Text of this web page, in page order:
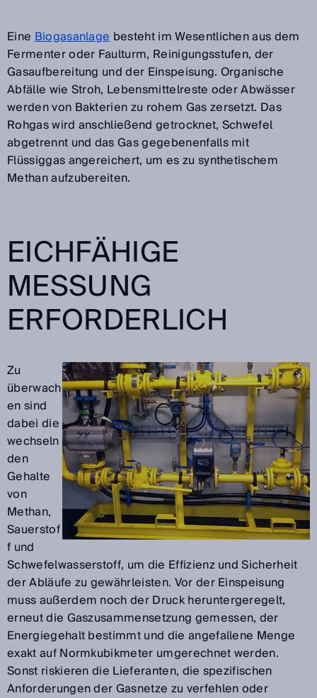
EineBiogasanlagebesteht im Wesentlichen aus dem
Fermenter oder Faulturm, Reinigungsstufen, der
Gasaufbereitung und der Einspeisung. Organische
Abfälle wie Stroh, Lebensmittelreste oder Abwässer
werden von Bakterien zu rohem Gas zersetzt. Das
Rohgas wird anschließend getrocknet, Schwefel
abgetrennt und das Gas gegebenenfalls mit
Flüssiggas angereichert, um es zu synthetischem
Methan aufzubereiten.
EICHFÄHIGE
MESSUNG
ERFORDERLICH
Zu
überwach
en sind
dabei die
wechseln
den
Gehalte
von
Methan,
Sauerstof
f und
Schwefelwasserstoff, um die Effizienz und Sicherheit
der Abläufe zu gewährleisten. Vor der Einspeisung
muss außerdem noch der Druck heruntergeregelt,
erneut die Gaszusammensetzung gemessen, der
Energiegehalt bestimmt und die angefallene Menge
exakt auf Normkubikmeter umgerechnet werden.
Sonst riskieren die Lieferanten, die spezifischen
Anforderungen der Gasnetze zu verfehlen oder